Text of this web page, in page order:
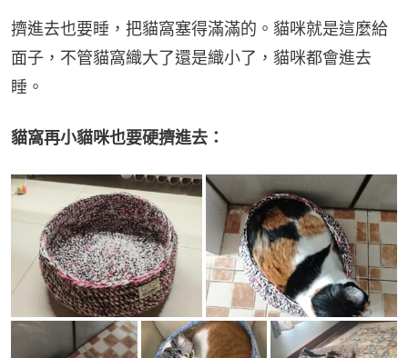
擠進去也要睡，把貓窩塞得滿滿的。貓咪就是這麼給
面子，不管貓窩織大了還是織小了，貓咪都會進去
睡。
貓窩再小貓咪也要硬擠進去：